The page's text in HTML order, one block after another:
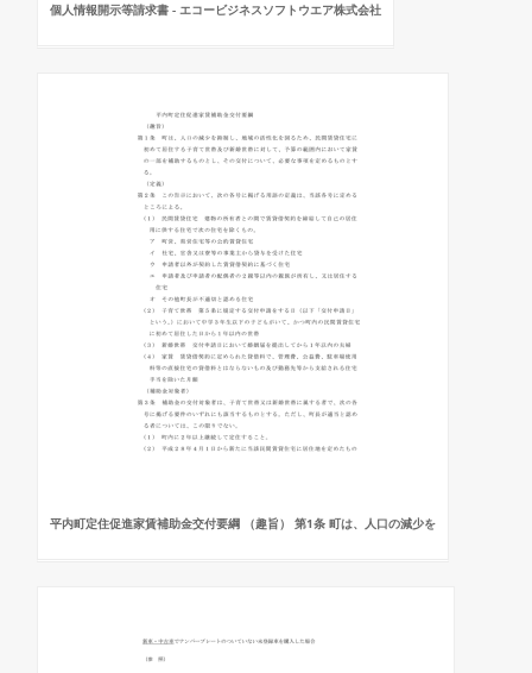
個人情報開示等請求書 - エコービジネスソフトウエア株式会社
平内町定住促進家賃補助金交付要綱 （趣旨） 第1条 町は、人口の減少を